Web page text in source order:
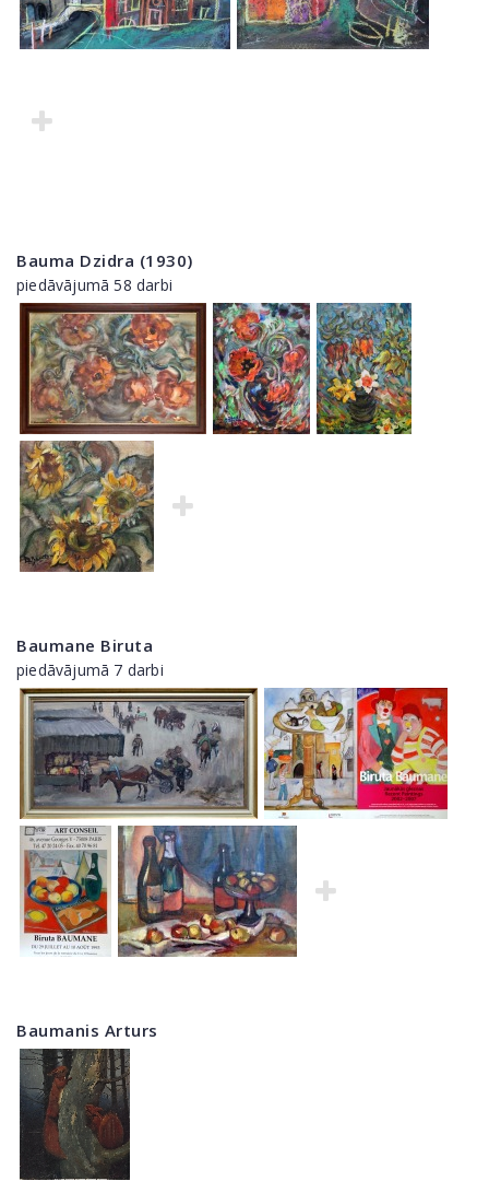
Bauma Dzidra (1930)
piedāvājumā 58 darbi
Baumane Biruta
piedāvājumā 7 darbi
Baumanis Arturs